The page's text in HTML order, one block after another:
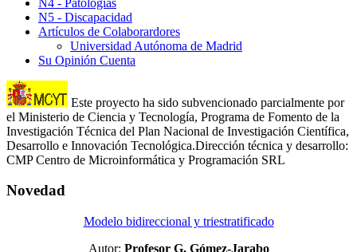
N5 - Discapacidad
Artículos de Colaborardores
Universidad Autónoma de Madrid
Su Opinión Cuenta
Este proyecto ha sido subvencionado parcialmente por
el Ministerio de Ciencia y Tecnología, Programa de Fomento de la
Investigación Técnica del Plan Nacional de Investigación Científica,
Desarrollo e Innovación Tecnológica.Dirección técnica y desarrollo:
CMP Centro de Microinformática y Programación SRL
Novedad
Modelo bidireccional y triestratificado
Autor: Profesor G. Gómez-Jarabo